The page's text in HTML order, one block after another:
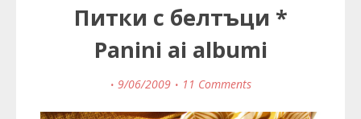
Питки с белтъци *
Panini ai albumi
9/06/2009 11 Comments